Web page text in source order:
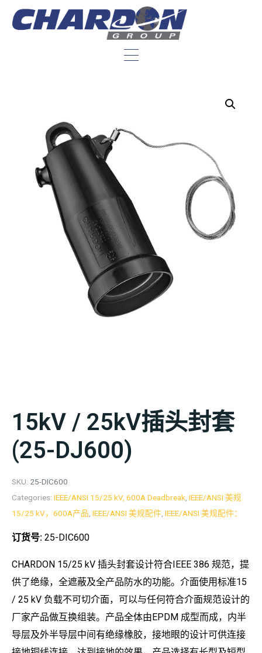
15kV / 25kV插头封套
(25-DJ600)
SKU: 25-DIC600
Categories: IEEE/ANSI 15/25 kV, 600A Deadbreak IEEE/ANSI 美规
15/25 kV，600A产品 IEEE/ANSI 美规配件 IEEE/ANSI 美规配件：
订货号: 25-DIC600
CHARDON 15/25 kV 插头封套设计符合IEEE 386 规范，提
供了绝缘，全遮蔽及全产品防水的功能。介面使用标准15
/ 25 kV 负载不可切介面，可以与任何符合介面规范设计的
厂家产品做互换组装。产品全体由EPDM 成型而成，内半
导层及外半导层中间有绝缘橡胶，接地眼的设计可供连接